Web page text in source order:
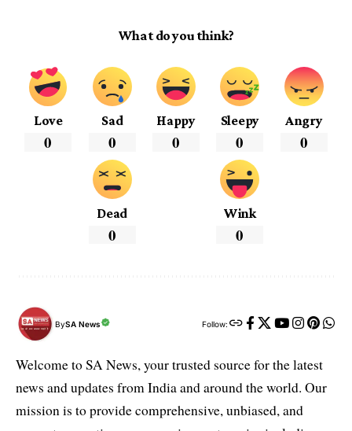
What do you think?
Love
0
Sad
0
Happy
0
Sleepy
0
Angry
0
Dead
0
Wink
0
BySA News Follow:
Welcome to SA News, your trusted source for the latest
news and updates from India and around the world. Our
mission is to provide comprehensive, unbiased, and